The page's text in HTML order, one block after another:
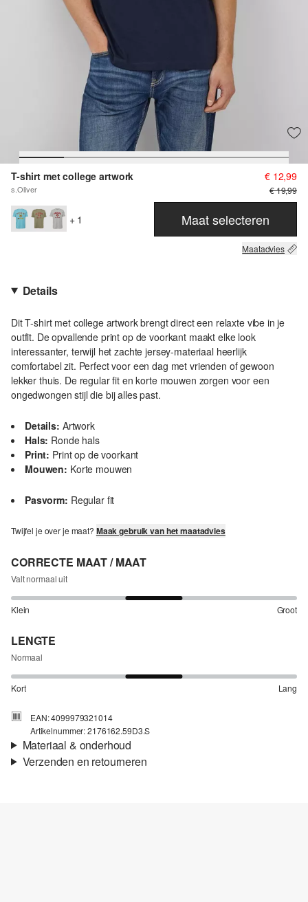
T-shirt met college artwork
s.Oliver
€ 12,99
€ 19,99
+ 1 Maat selecteren
Maatadvies
Details
Dit T-shirt met college artwork brengt direct een relaxte vibe in je
outfit. De opvallende print op de voorkant maakt elke look
interessanter, terwijl het zachte jersey-materiaal heerlijk
comfortabel zit. Perfect voor een dag met vrienden of gewoon
lekker thuis. De regular fit en korte mouwen zorgen voor een
ongedwongen stijl die bij alles past.
Details: Artwork
Hals: Ronde hals
Print: Print op de voorkant
Mouwen: Korte mouwen
Pasvorm: Regular fit
Twijfel je over je maat? Maak gebruik van het maatadvies
CORRECTE MAAT / MAAT
Valt normaal uit
Klein Groot
LENGTE
Normaal
Kort Lang
EAN: 4099979321014
Artikelnummer: 2176162.59D3.S
Materiaal & onderhoud
Verzenden en retourneren